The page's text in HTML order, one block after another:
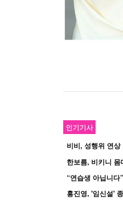
인기기사
비비, 성행위 연
한보름, 비키니
홍진영, '임신설'